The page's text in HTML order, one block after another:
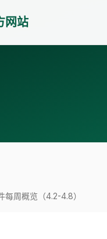
网站
每周概览（4.2-4.8）